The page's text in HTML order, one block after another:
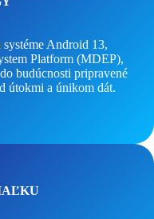
Android 13,
Platform (MDEP),
budúcnosti pripravené
útokmi a únikom dát.